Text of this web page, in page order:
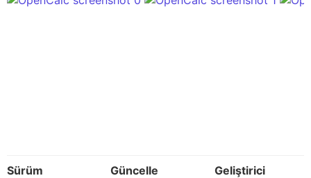
Sürüm
Güncelle
Geliştirici